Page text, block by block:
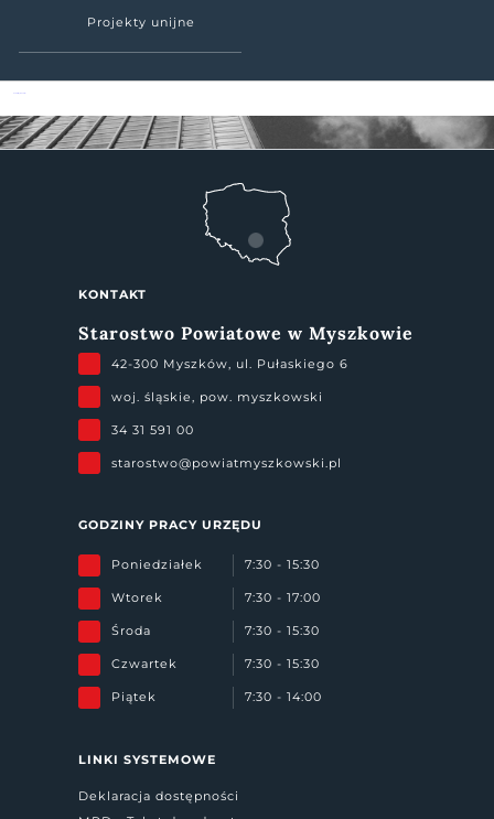
Projekty unijne
KONTAKT
Starostwo Powiatowe w Myszkowie
42-300 Myszków, ul. Pułaskiego 6
woj. śląskie, pow. myszkowski
34 31 591 00
starostwo@powiatmyszkowski.pl
GODZINY PRACY URZĘDU
Poniedziałek 7:30 - 15:30
Wtorek 7:30 - 17:00
Środa 7:30 - 15:30
Czwartek 7:30 - 15:30
Piątek 7:30 - 14:00
LINKI SYSTEMOWE
Deklaracja dostępności